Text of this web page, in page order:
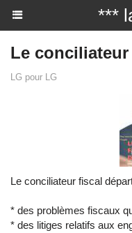
***
Le
LG pour LG
Le conciliateur fiscal
* des problèmes fiscaux
* des litiges relatifs aux